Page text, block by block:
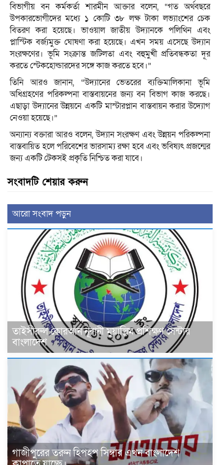
বিভাগীয় বন কর্মকর্তা শারমীন আক্তার বলেন, “গত অর্থবছরে
উপকারভোগীদের মধ্যে ১ কোটি ৩৮ লক্ষ টাকা লভ্যাংশের চেক
বিতরণ করা হয়েছে। ভাওয়াল জাতীয় উদ্যানকে পলিথিন এবং
প্লাস্টিক বর্জ্যমুক্ত ঘোষণা করা হয়েছে। এখন সময় এসেছে উদ্যান
সংরক্ষণের। ভূমি সংক্রান্ত জটিলতা এবং বহুমুখী প্রতিবন্ধকতা দূর
করতে স্টেকহোল্ডারদের সঙ্গে কাজ করতে হবে।”
তিনি আরও জানান, “উদ্যানের ভেতরের ব্যক্তিমালিকানা ভূমি
অধিগ্রহণের পরিকল্পনা বাস্তবায়নের জন্য বন বিভাগ কাজ করছে।
এছাড়া উদ্যানের উন্নয়নে একটি মাস্টারপ্লান বাস্তবায়ন করার উদ্যোগ
নেওয়া হয়েছে।”
অন্যান্য বক্তারা আরও বলেন, উদ্যান সংরক্ষণ এবং উন্নয়ন পরিকল্পনা
বাস্তবায়িত হলে পরিবেশের ভারসাম্য রক্ষা হবে এবং ভবিষ্যৎ প্রজন্মের
জন্য একটি টেকসই প্রকৃতি নিশ্চিত করা যাবে।
সংবাদটি শেয়ার করুন
আরো সংবাদ পড়ুন
তাইসীরুল কোরআন নূরানী মুয়াল্লিম প্রশিক্ষণ সেন্টার
বাংলাদেশ
গাজীপুরের তরুন হিপহপ সিঙ্গার এখন বাংলাদেশ